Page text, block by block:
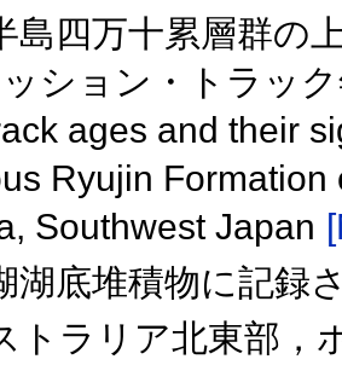
島四万十累層群の
ション・トラッ
ages and their
Ryujin
Southwest Japan
湖底堆積物に記録
トラリア北東部，